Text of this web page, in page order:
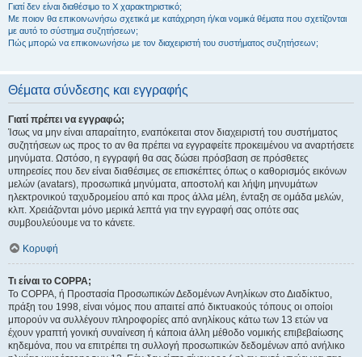
Γιατί δεν είναι διαθέσιμο το Χ χαρακτηριστικό;
Με ποιον θα επικοινωνήσω σχετικά με κατάχρηση ή/και νομικά θέματα που σχετίζονται
με αυτό το σύστημα συζητήσεων;
Πώς μπορώ να επικοινωνήσω με τον διαχειριστή του συστήματος συζητήσεων;
Θέματα σύνδεσης και εγγραφής
Γιατί πρέπει να εγγραφώ;
Ίσως να μην είναι απαραίτητο, εναπόκειται στον διαχειριστή του συστήματος
συζητήσεων ως προς το αν θα πρέπει να εγγραφείτε προκειμένου να αναρτήσετε
μηνύματα. Ωστόσο, η εγγραφή θα σας δώσει πρόσβαση σε πρόσθετες
υπηρεσίες που δεν είναι διαθέσιμες σε επισκέπτες όπως ο καθορισμός εικόνων
μελών (avatars), προσωπικά μηνύματα, αποστολή και λήψη μηνυμάτων
ηλεκτρονικού ταχυδρομείου από και προς άλλα μέλη, ένταξη σε ομάδα μελών,
κλπ. Χρειάζονται μόνο μερικά λεπτά για την εγγραφή σας οπότε σας
συμβουλεύουμε να το κάνετε.
Κορυφή
Τι είναι το COPPA;
Το COPPA, ή Προστασία Προσωπικών Δεδομένων Ανηλίκων στο Διαδίκτυο,
πράξη του 1998, είναι νόμος που απαιτεί από δικτυακούς τόπους οι οποίοι
μπορούν να συλλέγουν πληροφορίες από ανηλίκους κάτω των 13 ετών να
έχουν γραπτή γονική συναίνεση ή κάποια άλλη μέθοδο νομικής επιβεβαίωσης
κηδεμόνα, που να επιτρέπει τη συλλογή προσωπικών δεδομένων από ανήλικο